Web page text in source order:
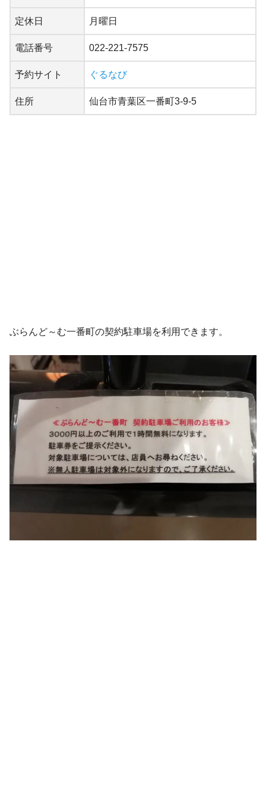
定休日 月曜日
電話番号 022-221-7575
予約サイト ぐるなび
住所 仙台市青葉区一番町3-9-5
ぶらんど～む一番町の契約駐車場を利用できます。